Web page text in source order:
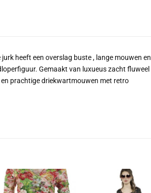
jurk heeft een overslag buste , lange mouwen en
Gemaakt van luxueus zacht fluweel
prachtige driekwartmouwen met retro